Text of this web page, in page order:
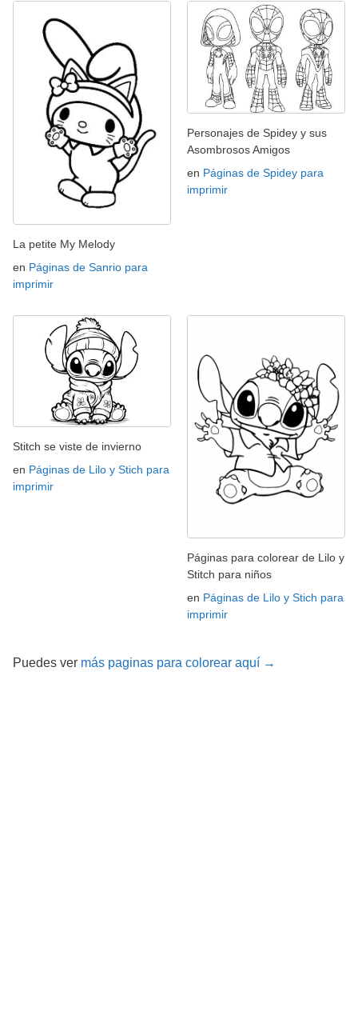
La petite My Melody
en Páginas de Sanrio para
imprimir
Personajes de Spidey y sus
Asombrosos Amigos
en Páginas de Spidey para
imprimir
Stitch se viste de invierno
en Páginas de Lilo y Stich para
imprimir
Páginas para colorear de Lilo y
Stitch para niños
en Páginas de Lilo y Stich para
imprimir
Puedes ver más paginas para colorear aquí →